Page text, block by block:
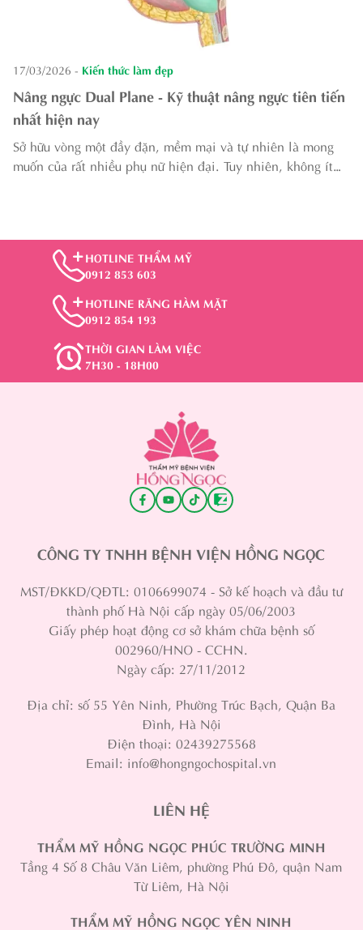
17/03/2026 - Kiến thức làm đẹp
Nâng ngực Dual Plane - Kỹ thuật nâng ngực tiên tiến
nhất hiện nay
Sở hữu vòng một đầy đặn, mềm mại và tự nhiên là mong
muốn của rất nhiều phụ nữ hiện đại. Tuy nhiên, không ít
HOTLINE THẨM MỸ
0912 853 603
HOTLINE RĂNG HÀM MẶT
0912 854 193
THỜI GIAN LÀM VIỆC
7H30 - 18H00
CÔNG TY TNHH BỆNH VIỆN HỒNG NGỌC
MST/ĐKKD/QĐTL: 0106699074 - Sở kế hoạch và đầu tư
thành phố Hà Nội cấp ngày 05/06/2003
Giấy phép hoạt động cơ sở khám chữa bệnh số
002960/HNO - CCHN.
Ngày cấp: 27/11/2012
Địa chỉ: số 55 Yên Ninh, Phường Trúc Bạch, Quận Ba
Đình, Hà Nội
Điện thoại: 02439275568
Email: info@hongngochospital.vn
LIÊN HỆ
THẨM MỸ HỒNG NGỌC PHÚC TRƯỜNG MINH
Tầng 4 Số 8 Châu Văn Liêm, phường Phú Đô, quận Nam
Từ Liêm, Hà Nội
THẨM MỸ HỒNG NGỌC YÊN NINH